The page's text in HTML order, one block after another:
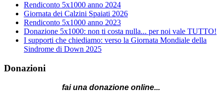
Rendiconto 5x1000 anno 2024
Giornata dei Calzini Spaiati 2026
Rendiconto 5x1000 anno 2023
Donazione 5x1000: non ti costa nulla... per noi vale TUTTO!
I supporti che chiediamo: verso la Giornata Mondiale della
Sindrome di Down 2025
Donazioni
fai una donazione online...